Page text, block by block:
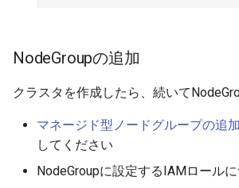
NodeGroupの追加
クラスタを作成したら、続いて
マネージド型ノードグループの追加
してください
NodeGroupに設定するIAMロール